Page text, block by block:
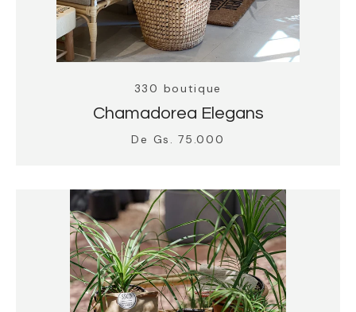
330 boutique
Chamadorea Elegans
De Gs. 75.000